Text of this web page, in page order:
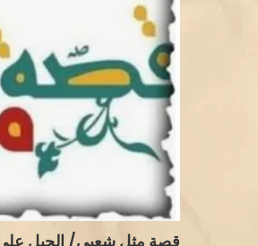
قصة مثل شعبي/ الحبل